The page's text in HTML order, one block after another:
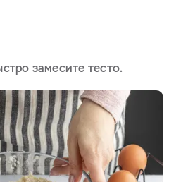
замесите тесто.